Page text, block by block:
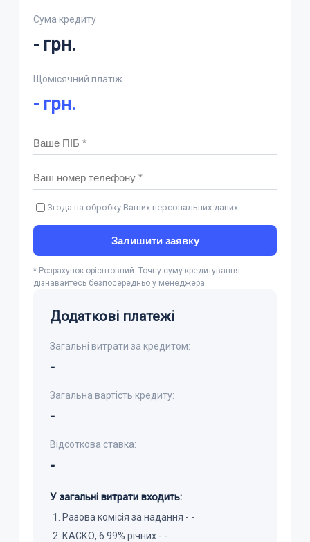
Сума кредиту
- грн.
Щомісячний платіж
- грн.
Згода на обробку Ваших персональних даних.
Залишити заявку
* Розрахунок орієнтовний. Точну суму кредитування
дізнавайтесь безпосередньо у менеджера.
Додаткові платежі
Загальні витрати за кредитом:
-
Загальна вартість кредиту:
-
Відсоткова ставка:
-
У загальні витрати входить:
Разова комісія за надання - -
КАСКО, 6.99% річних - -